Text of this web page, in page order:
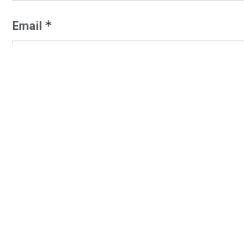
Email *